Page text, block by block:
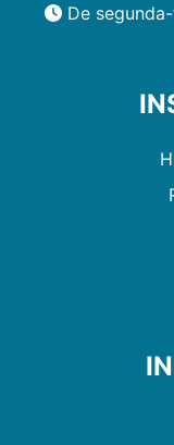
De segunda-